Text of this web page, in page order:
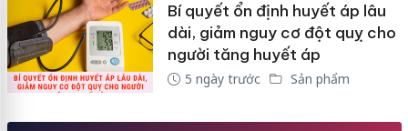
Bí quyết ổn định huyết áp lâu
dài, giảm nguy cơ đột quỵ cho
người tăng huyết áp
5 ngày trước Sản phẩm